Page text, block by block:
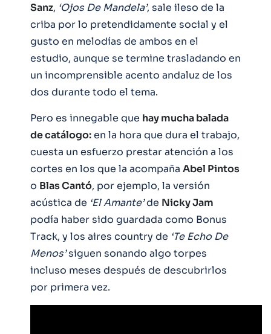
Sanz, ‘Ojos De Mandela’, sale ileso de la
criba por lo pretendidamente social y el
gusto en melodías de ambos en el
estudio, aunque se termine trasladando en
un incomprensible acento andaluz de los
dos durante todo el tema.
Pero es innegable que hay mucha balada
de catálogo:en la hora que dura el trabajo,
cuesta un esfuerzo prestar atención a los
cortes en los que la acompaña Abel Pintos
o Blas Cantó, por ejemplo, la versión
acústica de ‘El Amante’de Nicky Jam
podía haber sido guardada como Bonus
Track, y los aires country de ‘Te Echo De
Menos’siguen sonando algo torpes
incluso meses después de descubrirlos
por primera vez.